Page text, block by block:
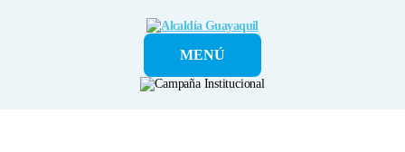
Alcaldía
GuayaquilMENÚ